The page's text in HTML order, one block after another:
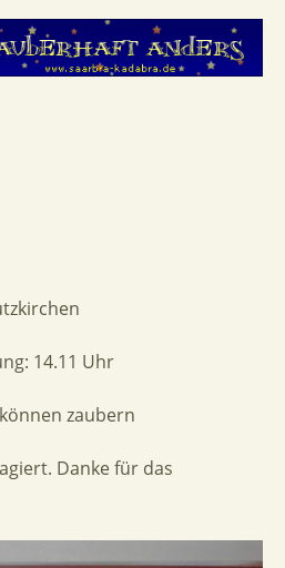
14.11 Uhr
zaubern
Danke für das